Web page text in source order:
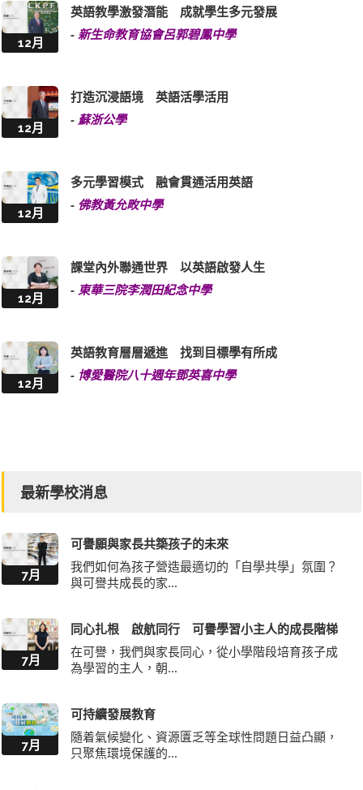
12月
英語教學激發潛能 成就學生多元發展
- 新生命教育協會呂郭碧鳳中學
12月
打造沉浸語境 英語活學活用
- 蘇浙公學
12月
多元學習模式 融會貫通活用英語
- 佛教黃允畋中學
12月
課堂內外聯通世界 以英語啟發人生
- 東華三院李潤田紀念中學
12月
英語教育層層遞進 找到目標學有所成
- 博愛醫院八十週年鄧英喜中學
最新學校消息
7月
可譽願與家長共築孩子的未來
我們如何為孩子營造最適切的「自學共學」氛圍？
與可譽共成長的家...
7月
同心扎根 啟航同行 可譽學習小主人的成長階梯
在可譽，我們與家長同心，從小學階段培育孩子成
為學習的主人，朝...
7月
可持續發展教育
隨着氣候變化、資源匱乏等全球性問題日益凸顯，
只聚焦環境保護的...